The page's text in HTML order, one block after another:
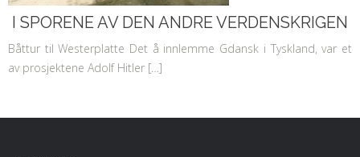
I SPORENE AV DEN ANDRE VERDENSKRIGEN
Båttur til Westerplatte Det å innlemme Gdansk i Tyskland, var et
av prosjektene Adolf Hitler […]